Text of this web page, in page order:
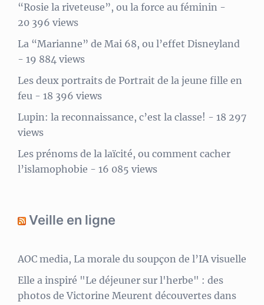
“Rosie la riveteuse”, ou la force au féminin -
20 396 views
La “Marianne” de Mai 68, ou l’effet Disneyland
- 19 884 views
Les deux portraits de Portrait de la jeune fille en
feu - 18 396 views
Lupin: la reconnaissance, c’est la classe! - 18 297
views
Les prénoms de la laïcité, ou comment cacher
l’islamophobie - 16 085 views
Veille en ligne
AOC media, La morale du soupçon de l’IA visuelle
Elle a inspiré "Le déjeuner sur l'herbe" : des
photos de Victorine Meurent découvertes dans